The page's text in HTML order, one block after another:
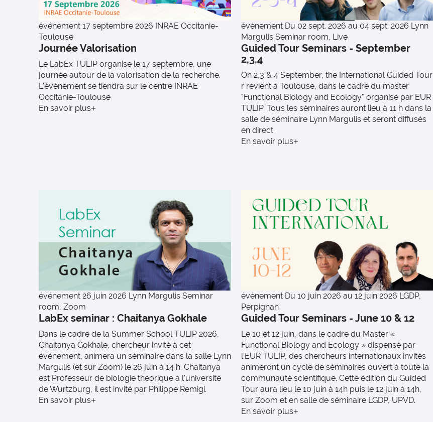
événement 17 septembre 2026 INRAE Occitanie-
Toulouse
Journée Valorisation
Le LabEx TULIP organise le 17 septembre, une
journée autour de la valorisation de la recherche.
L'évènement se tiendra sur le centre INRAE
Occitanie-Toulouse
En savoir plus
événement Du 02 sept. 2026 au 04 sept. 2026 Lynn
Margulis Seminar room, Live
Guided Tour Seminars - September
2,3,4
On 2,3 & 4 September, the International Guided Tour
r revient à Toulouse, dans le cadre du master
"Functional Biology and Ecology" organisé par EUR
TULIP. Tous les séminaires auront lieu à 11 h dans la
salle de séminaire Lynn Margulis et seront diffusés
en direct.
En savoir plus
événement 26 juin 2026 Lynn Margulis Seminar
room, Zoom
LabEx seminar : Chaitanya Gokhale
Dans le cadre de la Summer School TULIP 2026,
Chaitanya Gokhale, chercheur invité à cet
événement, animera un séminaire dans la salle Lynn
Margulis (et sur Zoom) le 26 juin à 14 h. Chaitanya
est Professeur de biologie théorique à l'université
de Wurtzburg, il est invité par Philippe Remigi.
En savoir plus
événement Du 10 juin 2026 au 12 juin 2026 LGDP,
Perpignan
Guided Tour Seminars - June 10 & 12
Le 10 et 12 juin, dans le cadre du Master «
Functional Biology and Ecology » dispensé par
l’EUR TULIP, des chercheurs internationaux invités
animeront un cycle de séminaires ouvert à toute la
communauté scientifique. Cette édition du Guided
Tour aura lieu le 10 juin à 14h puis le 12 juin à 14h,
sur Zoom et en salle de séminaire LGDP, UPVD.
En savoir plus